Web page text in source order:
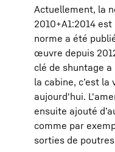
Actuellement, la
2010+A1:2014
norme a été
œuvre depuis
clé de shuntage
la cabine, c’est
aujourd'hui.
ensuite ajouté
comme par
sorties de